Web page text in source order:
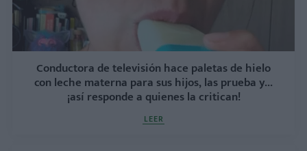
Conductora de televisión hace paletas de hielo
con leche materna para sus hijos, las prueba y...
¡así responde a quienes la critican!
LEER